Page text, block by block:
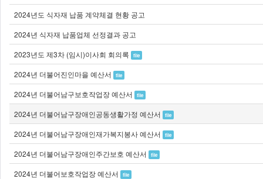
2024년도 식자재 납품 계약체결 현황 공고
2024년 식자재 납품업체 선정결과 공고
2023년도 제3차 (임시)이사회 회의록
file
2024년 더불어진인마을 예산서 file
2024년 더불어남구보호작업장 예산서 file
2024년 더불어남구장애인공동생활가정 예산서 file
2024년 더불어남구장애인재가복지봉사 예산서 file
2024년 더불어남구장애인주간보호 예산서 file
2024년 더불어보호작업장 예산서 file